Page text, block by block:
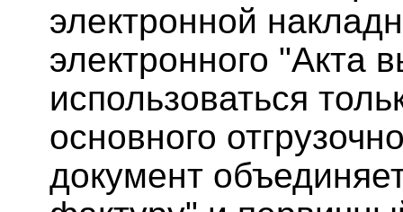
электронной
электронного "Акта
использоваться
основного
документ